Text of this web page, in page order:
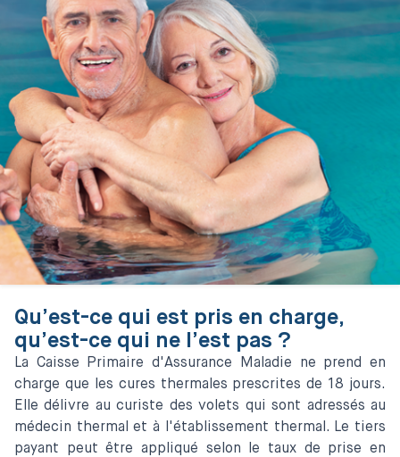
Qu’est-ce qui est pris en charge,
qu’est-ce qui ne l’est pas ?
La Caisse Primaire d'Assurance Maladie ne prend en
charge que les cures thermales prescrites de 18 jours.
Elle délivre au curiste des volets qui sont adressés au
médecin thermal et à l'établissement thermal. Le tiers
payant peut être appliqué selon le taux de prise en